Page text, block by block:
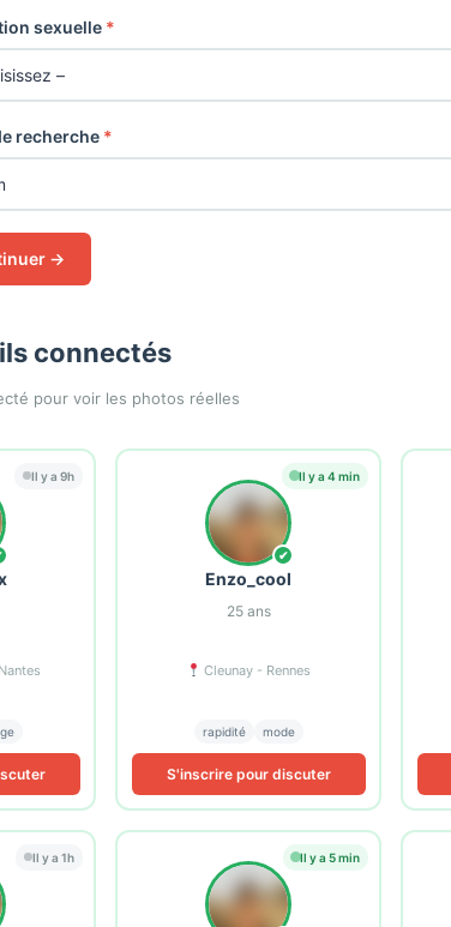
sexuelle *
recherche *
→
connectés
pour voir les photos réelles
Il y a 9h Il y a 4 min
✔
Enzo_cool
25ans
Cleunay - Rennes
rapidité mode
S'inscrire pour discuter
Il y a 1h Il y a 5 min